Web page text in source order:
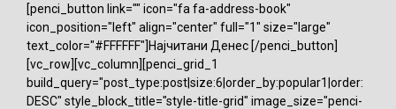
[penci_button link="" icon="fa fa-address-book"
icon_position="left" align="center" full="1" size="large"
text_color="#FFFFFF"]Најчитани Денес [/penci_button]
[vc_row][vc_column][penci_grid_1
build_query="post_type:post|size:6|order_by:popular1|order:
DESC" style_block_title="style-title-grid" image_size="penci-